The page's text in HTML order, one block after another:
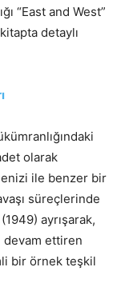
“East and West”
detaylı
olarak
ile benzer bir
süreçlerinde
ayrışarak,
devam ettiren
bir örnek teşkil